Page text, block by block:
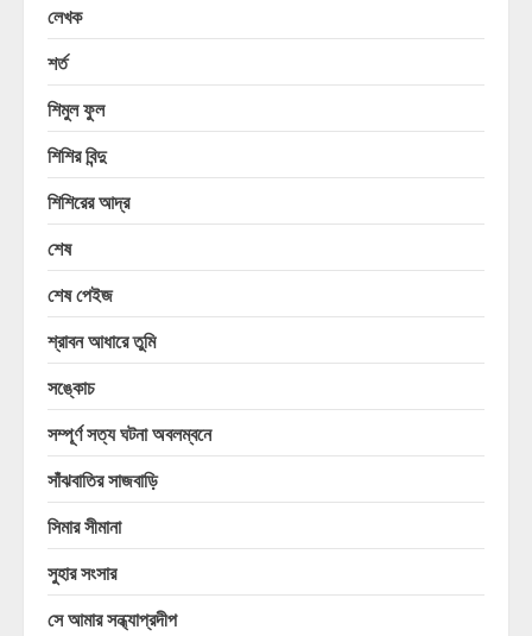
লেখক
শর্ত
শিমুল ফুল
শিশির বিন্দু
শিশিরের আদ্র
শেষ
শেষ পেইজ
শ্রাবন আধারে তুমি
সঙ্কোচ
সম্পূর্ণ সত্য ঘটনা অবলম্বনে
সাঁঝবাতির সাজবাড়ি
সিমার সীমানা
সুহার সংসার
সে আমার সন্ধ্যাপ্রদীপ